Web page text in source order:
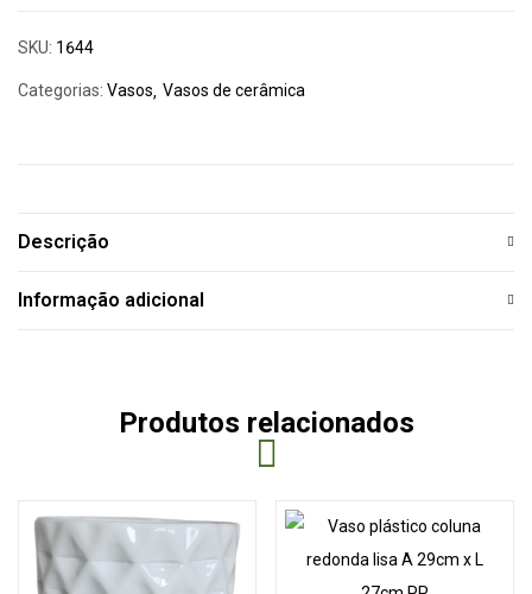
SKU: 1644
Categorias: Vasos Vasos de cerâmica
Descrição
Informação adicional
Produtos relacionados